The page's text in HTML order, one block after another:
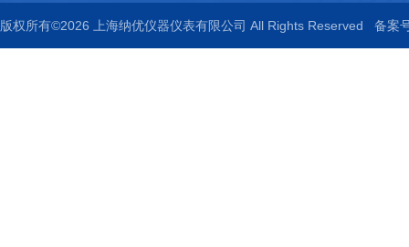
版权所有©2026 上海纳优仪器仪表有限公司 All Rights Reserved 备案